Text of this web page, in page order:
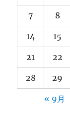
7 8
14 15
21 22
28 29
« 9月